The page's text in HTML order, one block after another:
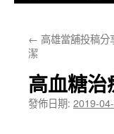
← 高雄當舖投稿
潔
高血糖
發佈日期: 2019-